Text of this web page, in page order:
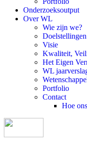
Onderzoeksoutput
Over WL
Wie zijn we?
Doelstellingen
Visie
Kwaliteit,
Het Eigen
WL
Portfolio
Contact
Hoe